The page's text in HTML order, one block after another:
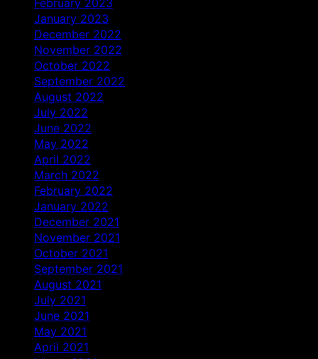
January 2023
December 2022
November 2022
October 2022
September 2022
August 2022
July 2022
June 2022
May 2022
April 2022
March 2022
February 2022
January 2022
December 2021
November 2021
October 2021
September 2021
August 2021
July 2021
June 2021
May 2021
April 2021